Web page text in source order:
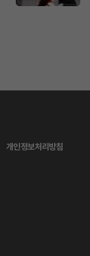
개인정보처리방침